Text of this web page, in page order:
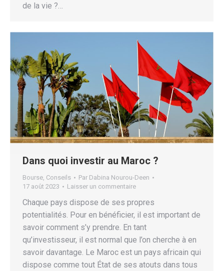
de la vie ?…
Dans quoi investir au Maroc ?
Bourse, Conseils Par Dabina Nourou-Deen
17 août 2023
Laisser un commentaire
Chaque pays dispose de ses propres
potentialités. Pour en bénéficier, il est important de
savoir comment s’y prendre. En tant
qu’investisseur, il est normal que l’on cherche à en
savoir davantage. Le Maroc est un pays africain qui
dispose comme tout État de ses atouts dans tous